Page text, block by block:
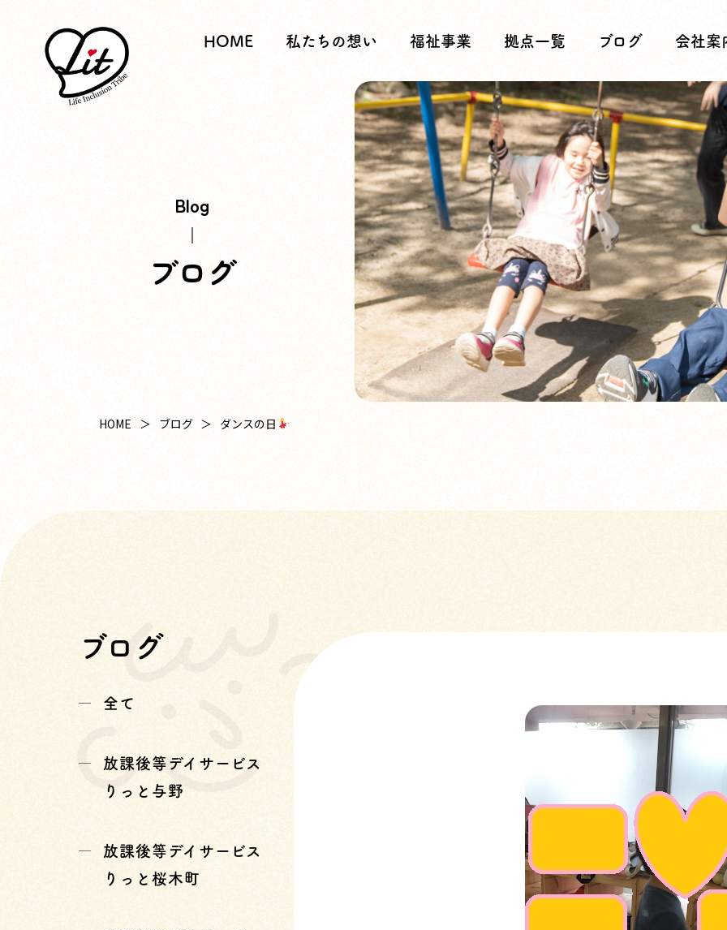
HOME 私たちの想い 福祉事業 拠点一覧 ブログ 会社案
Blog
ブログ
HOME ブログ ダンスの日
ブログ
全て
放課後等デイサービス
りっと与野
放課後等デイサービス
りっと桜木町